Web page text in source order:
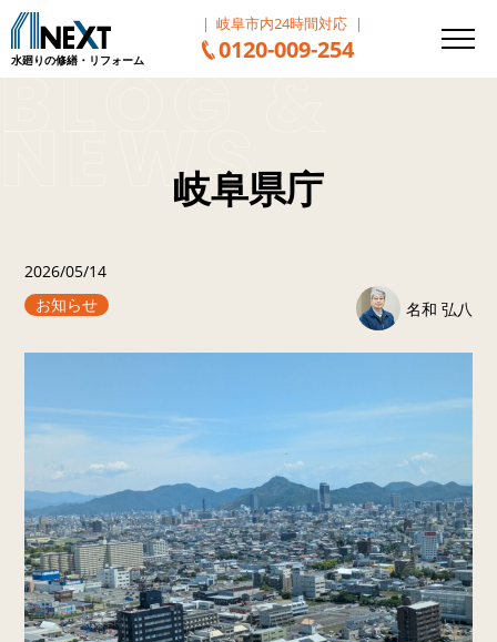
水廻りの修繕・リフォーム
岐阜市内24時間対応
0120-009-254
岐阜県庁
2026/05/14
お知らせ
名和 弘八